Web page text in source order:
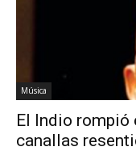
Música
El Indio rompió
canallas